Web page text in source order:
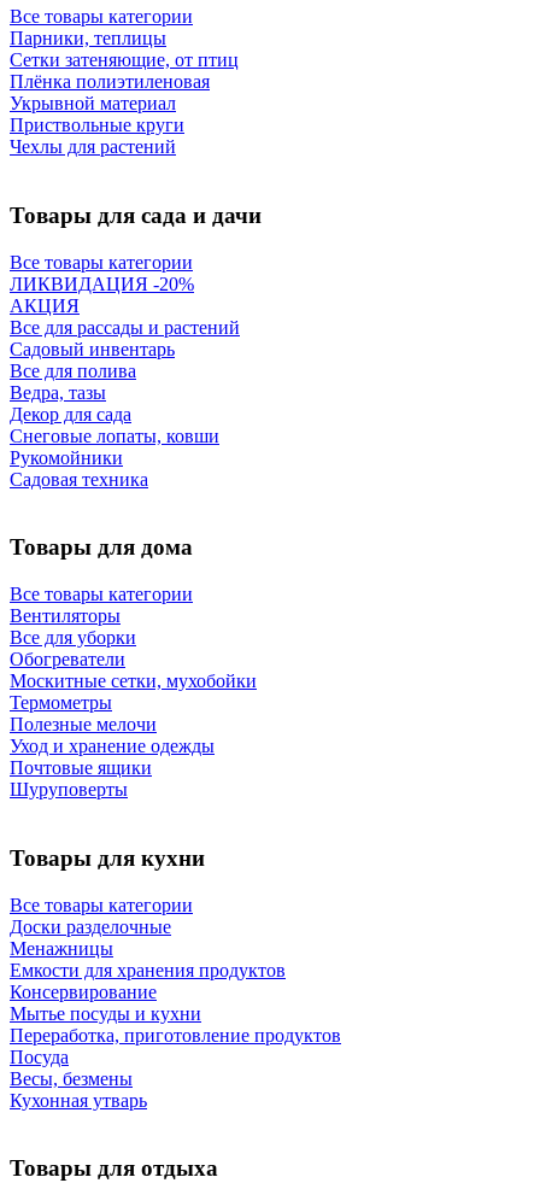
Все товары категории
Парники, теплицы
Сетки затеняющие, от птиц
Плёнка полиэтиленовая
Укрывной материал
Приствольные круги
Чехлы для растений
Товары для сада и дачи
Все товары категории
ЛИКВИДАЦИЯ -20%
АКЦИЯ
Все для рассады и растений
Садовый инвентарь
Все для полива
Ведра, тазы
Декор для сада
Снеговые лопаты, ковши
Рукомойники
Садовая техника
Товары для дома
Все товары категории
Вентиляторы
Все для уборки
Обогреватели
Москитные сетки, мухобойки
Термометры
Полезные мелочи
Уход и хранение одежды
Почтовые ящики
Шуруповерты
Товары для кухни
Все товары категории
Доски разделочные
Менажницы
Емкости для хранения продуктов
Консервирование
Мытье посуды и кухни
Переработка, приготовление продуктов
Посуда
Весы, безмены
Кухонная утварь
Товары для отдыха